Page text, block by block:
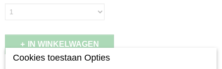
IN WINKELWAGEN
Cookies toestaan Opties